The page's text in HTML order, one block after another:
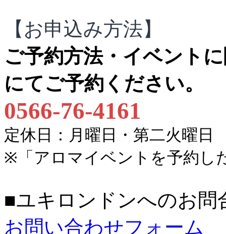
【お申込み方法】
ご予約方法・イベント
にてご予約ください。
0566-76-4161
定休日：月曜日・第二火曜日
※「アロマイベントを予約し
■ユキロンドンへのお問
お問い合わせフォーム